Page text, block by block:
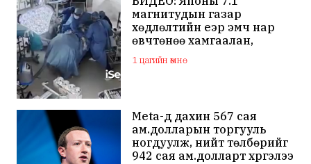
магнитудын газар
хөдлөлтийн үеэр эмч нар
өвчтөнөө хамгаалан,
хагалгаагаа үргэлжлүүлжээ
1 цагийн өмнө
Meta-д дахин 567 сая
ам.долларын торгууль
ногдуулж, нийт төлбөрийг
942 сая ам.долларт хүргэлээ